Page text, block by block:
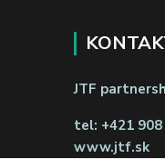
JTF
tel: +421
www.jtf.sk